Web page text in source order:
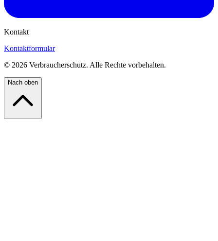
Kontakt
Kontaktformular
© 2026 Verbraucherschutz. Alle Rechte vorbehalten.
Nach oben